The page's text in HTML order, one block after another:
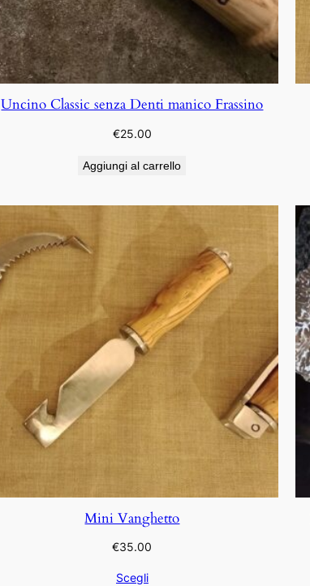
Uncino Classic senza Denti manico Frassino
€25.00
Aggiungi al carrello
Mini Vanghetto
€35.00
Scegli